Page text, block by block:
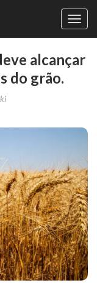
alcançar
do grão.